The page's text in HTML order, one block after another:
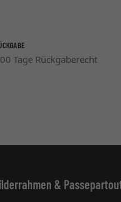
Tage Rückgaberecht
&